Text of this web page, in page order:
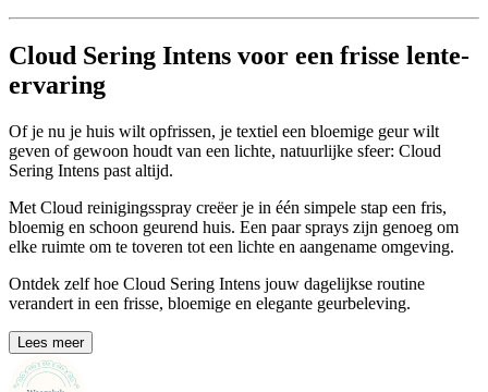
Cloud Sering Intens voor een frisse lente-
ervaring
Of je nu je huis wilt opfrissen, je textiel een bloemige geur wilt
geven of gewoon houdt van een lichte, natuurlijke sfeer: Cloud
Sering Intens past altijd.
Met Cloud reinigingsspray creëer je in één simpele stap een fris,
bloemig en schoon geurend huis. Een paar sprays zijn genoeg om
elke ruimte om te toveren tot een lichte en aangename omgeving.
Ontdek zelf hoe Cloud Sering Intens jouw dagelijkse routine
verandert in een frisse, bloemige en elegante geurbeleving.
Lees meer